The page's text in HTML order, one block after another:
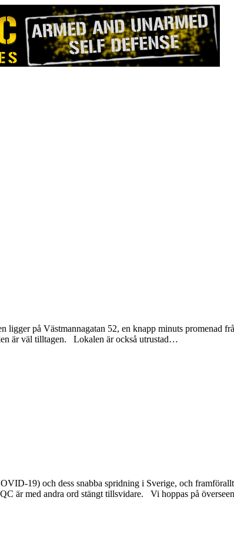
på Västmannagatan 52, en knapp minuts promenad
är väl tilltagen. Lokalen är också utrustad…
19) och dess snabba spridning i Sverige, och
är med andra ord stängt tillsvidare. Vi hoppas på